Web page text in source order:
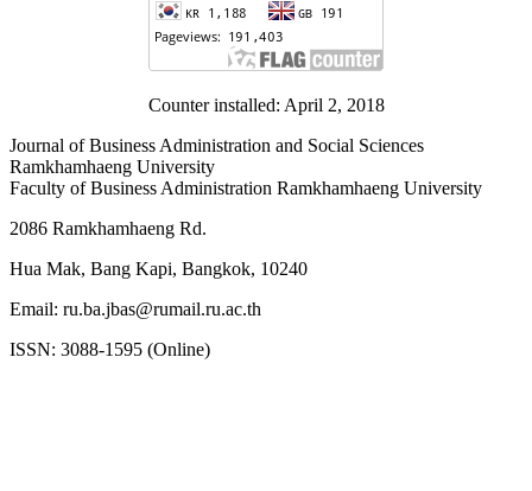
Counter installed: April 2, 2018
Journal of Business Administration and Social Sciences
Ramkhamhaeng University
Faculty of Business Administration Ramkhamhaeng University
2086 Ramkhamhaeng Rd.
Hua Mak, Bang Kapi, Bangkok, 10240
Email: ru.ba.jbas@rumail.ru.ac.th
ISSN: 3088-1595 (Online)